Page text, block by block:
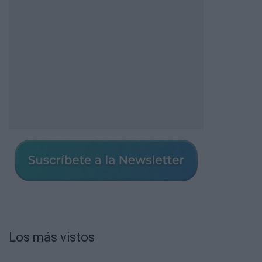
Los más vistos